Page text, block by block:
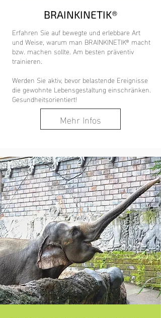
Erfahren Sie auf bewegte und erlebbare Art
und Weise, warum man BRAINKINETIK® macht
bzw. machen sollte. Am besten präventiv
trainieren.
Werden Sie aktiv, bevor belastende Ereignisse
die gewohnte Lebensgestaltung einschränken.
Gesundheitsorientiert!
BRAINKINETIK®
Mehr Infos